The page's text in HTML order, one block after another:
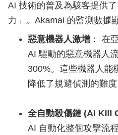
AI 技術的普及為駭客提供
力」。Akamai 的監測數據
惡意機器人激增： 在
AI 驅動的惡意機器人
300%。這些機器人能
降低了規避偵測的難度
全自動殺傷鏈 (AI Kill
AI 自動化整個攻擊流